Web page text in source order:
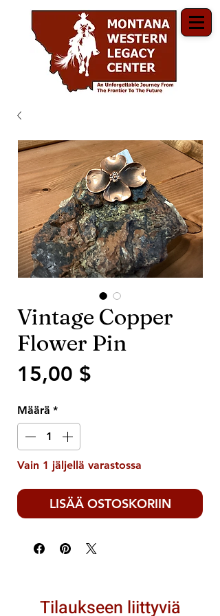
Vintage Copper
Flower Pin
15,00 $
Määrä *
Vain 1 jäljellä varastossa
LISÄÄ OSTOSKORIIN
Tilaukseen liittyviä